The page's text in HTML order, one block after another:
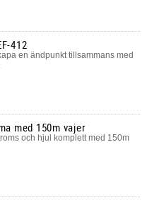
412
en ändpunkt tillsammans med
med 150m vajer
och hjul komplett med 150m